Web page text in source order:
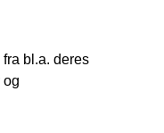
bl.a. deres
og